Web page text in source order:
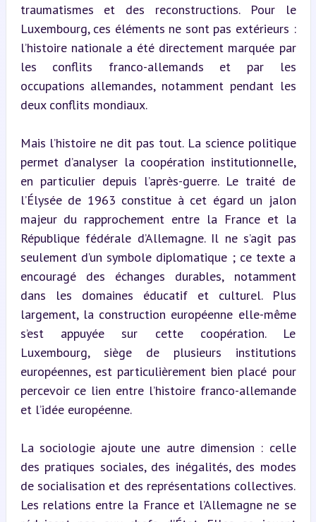
traumatismes et des reconstructions. Pour le
Luxembourg, ces éléments ne sont pas extérieurs :
l’histoire nationale a été directement marquée par
les conflits franco-allemands et par les
occupations allemandes, notamment pendant les
deux conflits mondiaux.
Mais l’histoire ne dit pas tout. La science politique
permet d’analyser la coopération institutionnelle,
en particulier depuis l’après-guerre. Le traité de
l’Élysée de 1963 constitue à cet égard un jalon
majeur du rapprochement entre la France et la
République fédérale d’Allemagne. Il ne s’agit pas
seulement d’un symbole diplomatique ; ce texte a
encouragé des échanges durables, notamment
dans les domaines éducatif et culturel. Plus
largement, la construction européenne elle-même
s’est appuyée sur cette coopération. Le
Luxembourg, siège de plusieurs institutions
européennes, est particulièrement bien placé pour
percevoir ce lien entre l’histoire franco-allemande
et l’idée européenne.
La sociologie ajoute une autre dimension : celle
des pratiques sociales, des inégalités, des modes
de socialisation et des représentations collectives.
Les relations entre la France et l’Allemagne ne se